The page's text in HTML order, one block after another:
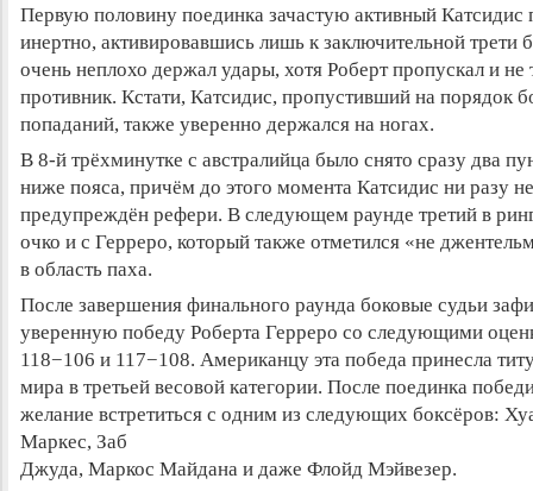
Первую половину поединка зачастую активный Катсидис
инертно, активировавшись лишь к заключительной трети
очень неплохо держал удары, хотя Роберт пропускал и не
противник. Кстати, Катсидис, пропустивший на порядок
попаданий, также уверенно держался на ногах.
В 8-й трёхминутке с австралийца было снято сразу два
ниже пояса, причём до этого момента Катсидис ни разу
предупреждён рефери. В следующем раунде третий в
очко и с Герреро, который также отметился «не
в область паха.
После завершения финального раунда боковые судьи
уверенную победу Роберта Герреро со следующими
118−106 и 117−108. Американцу эта победа принесла
мира в третьей весовой категории. После поединка
желание встретиться с одним из следующих боксёров:
Маркес, Заб
Джуда, Маркос Майдана и даже Флойд Мэйвезер.